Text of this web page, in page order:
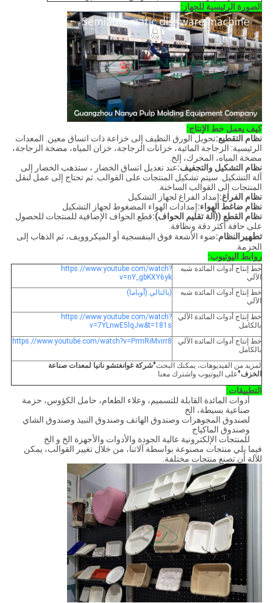
الصورة الرئيسية للجهاز:
كيف يعمل خط الإنتاج:
نظام التقطيع:تحويل الورق النظيف إلى خزاعة ذات اتساق معين. المعدات
الرئيسية: الزجاجة المائية، خزانات الزجاجة، خزان المياه، مضخة الزجاجة،
مضخة المياه، المحرك، إلخ.
نظام التشكيل والتجفيف:عند تعديل اتساق الخضار ، ستذهب الخضار إلى
آلة التشكيل. سيتم تشكيل المنتجات على القوالب. ثم تحتاج إلى عمل لنقل
المنتجات إلى القوالب الساخنة.
نظام الفراغ:إمداد الفراغ لجهاز التشكيل
نظام ضاغط الهواء:إمدادات الهواء المضغوط لجهاز التشكيل
نظام القطع ((آلة تقليم الحواف):قطع الحواف الإضافية للمنتجات للحصول
على حافة أكثر دقة ونظافة.
تطهير النظام:ضوء الأشعة فوق البنفسجية أو الميكروويف، ثم الذهاب إلى
الحزمة.
روابط اليوتيوب:
خط إنتاج أدوات المائدة شبه
الآلي
https://www.youtube.com/watch?
v=nY_gbKXY6yk
خط إنتاج أدوات المائدة شبه
الآلي
(بالتالي (أوباما)
خط إنتاج أدوات المائدة الآلي
بالكامل
https://www.youtube.com/watch?
v=7YLnwE5lqJw&t=181s
خط إنتاج أدوات المائدة الآلي
بالكامل
https://www.youtube.com/watch?v=PrmRiMvirr8
لمزيد من الفيديوهات، يمكنك البحث"شركة غوانغتشو نانيا لمعدات صناعة
الخزف"على اليوتيوب واشترك معنا
التطبيقات:
أدوات المائدة القابلة للتسميم، وعلاء الطعام، حامل الكؤوس، حزمة
صناعية بسيطة، الخ
لصندوق المجوهرات وصندوق الهاتف وصندوق النبيذ وصندوق الشاي
وصندوق الماكياج
للمنتجات الإلكترونية عالية الجودة والأدوات والأجهزة الخ و الخ
فيما يلي منتجات مصنوعة بواسطة آلاتنا، من خلال تغيير القوالب، يمكن
للآلة أن تصنع منتجات مختلفة.